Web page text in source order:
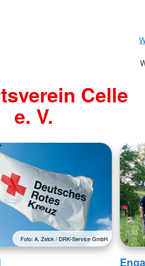
Celle
e. V.
Foto: A. Zelck / DRK-Service GmbH